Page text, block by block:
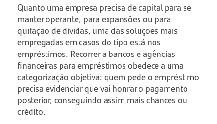
Quanto uma empresa precisa de capital para se
manter operante, para expansões ou para
quitação de dívidas, uma das soluções mais
empregadas em casos do tipo está nos
empréstimos. Recorrer a bancos e agências
financeiras para empréstimos obedece a uma
categorização objetiva: quem pede o empréstimo
precisa evidenciar que vai honrar o pagamento
posterior, conseguindo assim mais chances ou
crédito.